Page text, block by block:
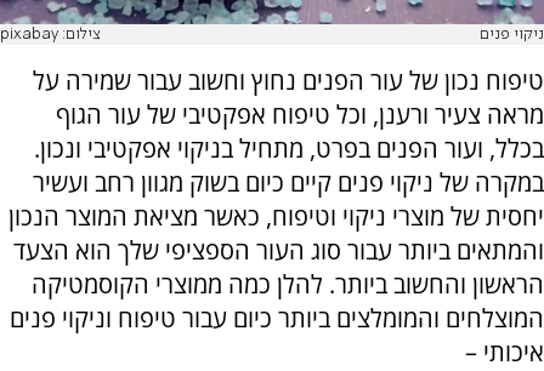
ניקוי פנים צילום: pixabay
טיפוח נכון של עור הפנים נחוץ וחשוב עבור שמירה על
מראה צעיר ורענן, וכל טיפוח אפקטיבי של עור הגוף
בכלל, ועור הפנים בפרט, מתחיל בניקוי אפקטיבי ונכון.
במקרה של ניקוי פנים קיים כיום בשוק מגוון רחב ועשיר
יחסית של מוצרי ניקוי וטיפוח, כאשר מציאת המוצר הנכון
והמתאים ביותר עבור סוג העור הספציפי שלך הוא הצעד
הראשון והחשוב ביותר. להלן כמה ממוצרי הקוסמטיקה
המוצלחים והמומלצים ביותר כיום עבור טיפוח וניקוי פנים
איכותי –